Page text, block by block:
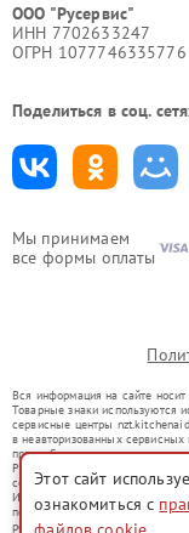
Мы принимаем
все формы оплаты
ООО "Русервис"
ИНН 7702633247
ОГРН 1077746335776
Поделиться в соц.
Вся информация на сайте
Товарные знаки используются
сервисные центры
в неавторизованных
правообладателями товарных
Ремонт осуществляется для
со статьей 1487 ГК РФ.
Использование товарных
потребителей в заблуждение, а
ремонту техники указанных
Этот сайт
ознакомиться с